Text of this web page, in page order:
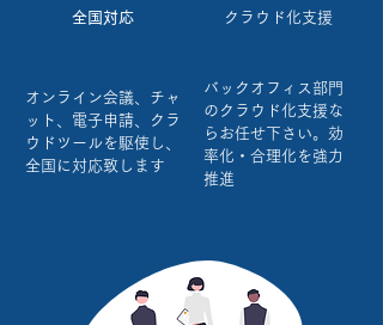
​全国対応
オンライン会議、チャ
ット、電子申請、クラ
ウドツールを駆使し、
全国に対応致します
クラウド化支援
バックオフィス部門
のクラウド化支援な
らお任せ下さい。効
率化・合理化を強力
推進